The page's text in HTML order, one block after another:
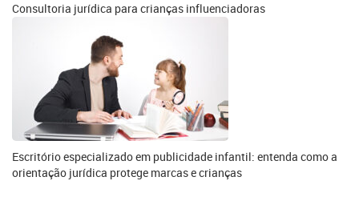
Consultoria jurídica para crianças influenciadoras
Escritório especializado em publicidade infantil: entenda como a
orientação jurídica protege marcas e crianças